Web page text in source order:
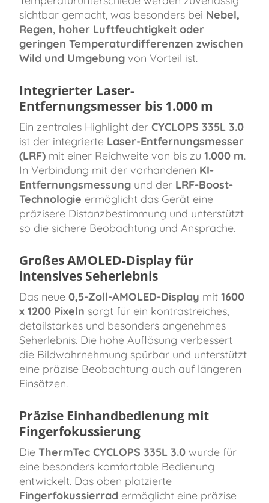
sichtbar gemacht, was besonders bei Nebel,
Regen, hoher Luftfeuchtigkeit oder
geringen Temperaturdifferenzen zwischen
Wild und Umgebung von Vorteil ist.
Integrierter Laser-
Entfernungsmesser bis 1.000 m
Ein zentrales Highlight der CYCLOPS 335L 3.0
ist der integrierte Laser-Entfernungsmesser
(LRF) mit einer Reichweite von bis zu 1.000 m.
In Verbindung mit der vorhandenen KI-
Entfernungsmessung und der LRF-Boost-
Technologie ermöglicht das Gerät eine
präzisere Distanzbestimmung und unterstützt
so die sichere Beobachtung und Ansprache.
Großes AMOLED-Display für
intensives Seherlebnis
Das neue 0,5-Zoll-AMOLED-Display mit 1600
x 1200 Pixeln sorgt für ein kontrastreiches,
detailstarkes und besonders angenehmes
Seherlebnis. Die hohe Auflösung verbessert
die Bildwahrnehmung spürbar und unterstützt
eine präzise Beobachtung auch auf längeren
Einsätzen.
Präzise Einhandbedienung mit
Fingerfokussierung
Die ThermTec CYCLOPS 335L 3.0 wurde für
eine besonders komfortable Bedienung
entwickelt. Das oben platzierte
Fingerfokussierrad ermöglicht eine präzise